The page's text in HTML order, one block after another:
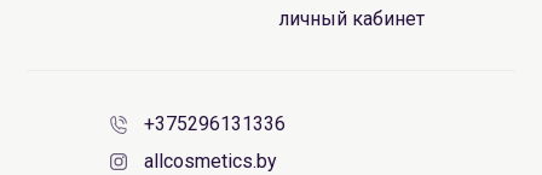
личный кабинет
+375296131336
allcosmetics.by